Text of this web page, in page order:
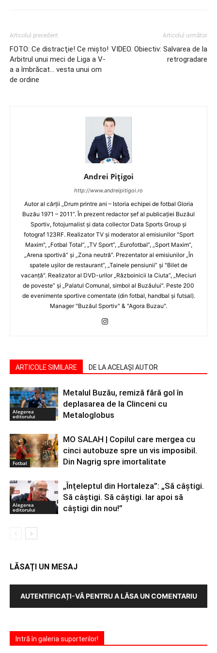
Articolul precedent
FOTO: Ce distracţie! Ce mişto!
Arbitrul unui meci de Liga a V-
a a îmbrăcat… vesta unui om
de ordine
Articolul următor
VIDEO. Obiectiv: Salvarea de la
retrogradare
Andrei Pițigoi
http://www.andreipitigoi.ro
Autor al cărţii „Drum printre ani – Istoria echipei de fotbal Gloria
Buzău 1971 – 2011”. În prezent redactor şef al publicaţiei Buzăul
Sportiv, fotojurnalist şi data collector Data Sports Group şi
fotograf 123RF. Realizator TV şi moderator al emisiunilor "Sport
Maxim", „Fotbal Total”, „TV Sport”, „Eurofotbal”, „Sport Maxim”,
„Arena sportivă” şi „Zona neutră”. Prezentator al emisiunilor „În
spatele uşilor de restaurant”, „Tainele pensiunii” şi "Bilet de
vacanţă". Realizator al DVD-urilor „Războinicii la Ciuta”, „Meciuri
de poveste” şi „Palatul Comunal, simbol al Buzăului”. Peste 200
de evenimente sportive comentate (din fotbal, handbal şi futsal).
Manager "Buzăul Sportiv" & "Agora Buzau".
ARTICOLE SIMILARE DE LA ACELAȘI AUTOR
Alegerea
editorului
Metalul Buzău, remiză fără gol în
deplasarea de la Clinceni cu
Metaloglobus
Fotbal
MO SALAH | Copilul care mergea cu
cinci autobuze spre un vis imposibil.
Din Nagrig spre imortalitate
Alegerea
editorului
„Înțeleptul din Hortaleza”: „Să câștigi.
Să câștigi. Să câștigi. Iar apoi să
câștigi din nou!”
LĂSAȚI UN MESAJ
AUTENTIFICAȚI-VĂ PENTRU A LĂSA UN COMENTARIU
Intră în galeria suporterilor!